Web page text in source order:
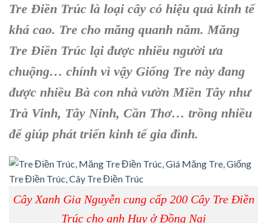
Tre Điền Trúc là loại cây có hiệu quả kinh tế
khá cao. Tre cho măng quanh năm. Măng
Tre Điền Trúc lại được nhiều người ưa
chuộng… chính vì vậy Giống Tre này đang
được nhiều Bà con nhà vườn Miền Tây như
Trà Vinh, Tây Ninh, Cần Thơ… trồng nhiều
để giúp phát triển kinh tế gia đình.
Cây Xanh Gia Nguyễn cung cấp 200 Cây Tre Điền
Trúc cho anh Huy ở Đồng Nai